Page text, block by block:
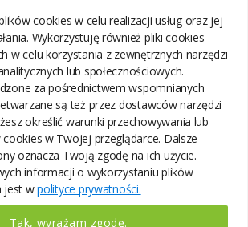
cookies w celu realizacji usług oraz jej
Wykorzystuję również pliki cookies
w celu korzystania z zewnętrznych narzędzi
lub społecznościowych.
za pośrednictwem wspomnianych
są też przez dostawców narzędzi
określić warunki przechowywania lub
w Twojej przeglądarce. Dalsze
oznacza Twoją zgodę na ich użycie.
informacji o wykorzystaniu plików
jest wpolityce prywatności.
Tak, wyrażam zgodę.